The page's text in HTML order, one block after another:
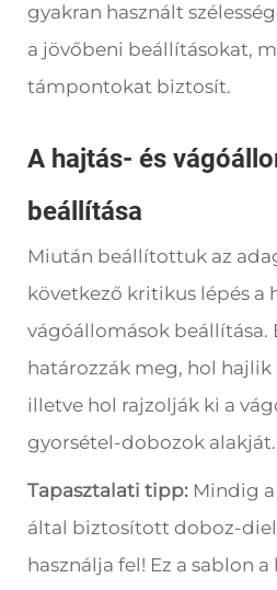
gyakran használt
a jövőbeni beállításokat,
támpontokat biztosít.
A hajtás- és
beállítása
Miután beállítottuk az
következő kritikus lépés a
vágóállomások beállítása.
határozzák meg, hol
illetve hol rajzolják ki a
gyorsétel-dobozok alakját.
Tapasztalati tipp: Mindig
által biztosított doboz-
használja fel! Ez a sablon a